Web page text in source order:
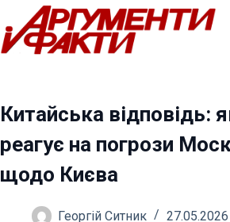
Перейти
до
вмісту
Китайська відповідь:
реагує на погрози
щодо Києва
Георгій Ситник
27.05.2026